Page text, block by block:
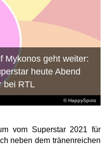
© HappySpots
Mykonos geht weiter:
heute Abend
bei RTL
vom Superstar 2021 für
neben dem tränenreichen